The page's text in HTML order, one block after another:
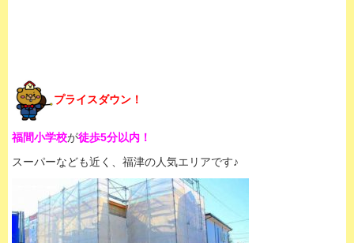
プライスダウン！
福間小学校が徒歩5分以内！
スーパーなども近く、福津の人気エリアです♪